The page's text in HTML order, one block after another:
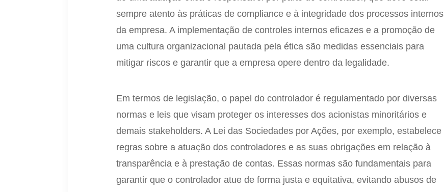
sempre atento às práticas de compliance e à integridade dos processos internos
da empresa. A implementação de controles internos eficazes e a promoção de
uma cultura organizacional pautada pela ética são medidas essenciais para
mitigar riscos e garantir que a empresa opere dentro da legalidade.
Em termos de legislação, o papel do controlador é regulamentado por diversas
normas e leis que visam proteger os interesses dos acionistas minoritários e
demais stakeholders. A Lei das Sociedades por Ações, por exemplo, estabelece
regras sobre a atuação dos controladores e as suas obrigações em relação à
transparência e à prestação de contas. Essas normas são fundamentais para
garantir que o controlador atue de forma justa e equitativa, evitando abusos de